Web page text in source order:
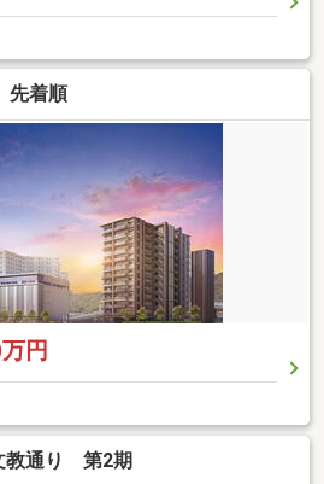
先着順
円
教通り 第2期